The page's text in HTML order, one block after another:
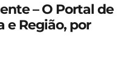
– O Portal de
e Região, por